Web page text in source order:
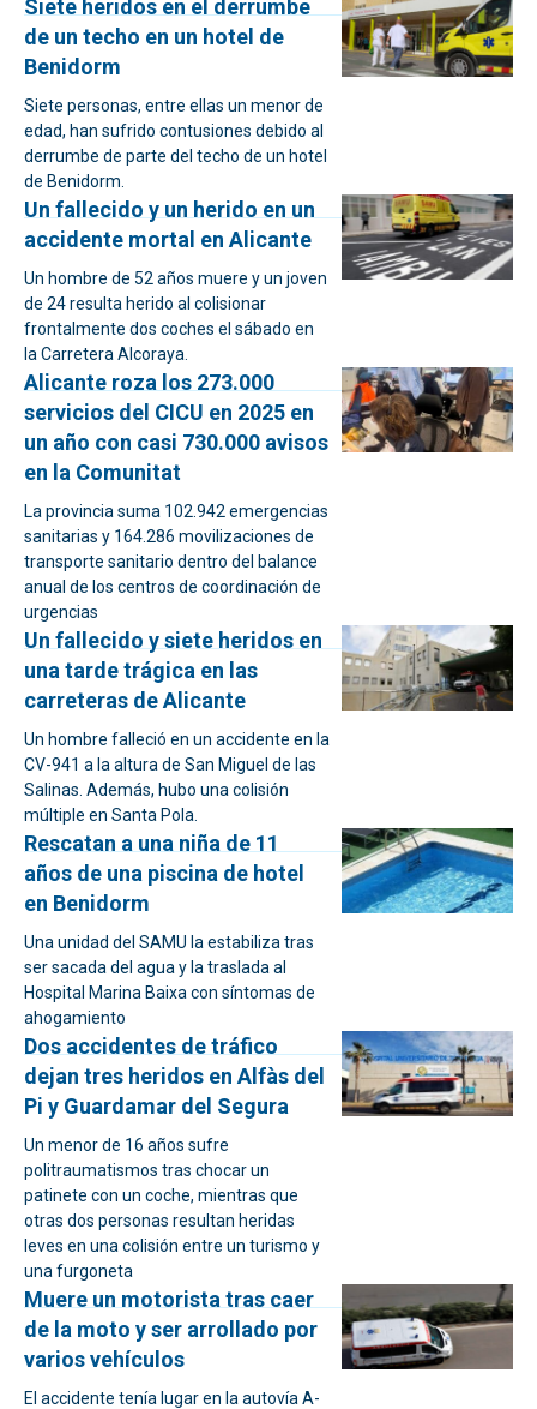
Siete heridos en el derrumbe
de un techo en un hotel de
Benidorm
Siete personas, entre ellas un menor de
edad, han sufrido contusiones debido al
derrumbe de parte del techo de un hotel
de Benidorm.
Un fallecido y un herido en un
accidente mortal en Alicante
Un hombre de 52 años muere y un joven
de 24 resulta herido al colisionar
frontalmente dos coches el sábado en
la Carretera Alcoraya.
Alicante roza los 273.000
servicios del CICU en 2025 en
un año con casi 730.000 avisos
en la Comunitat
La provincia suma 102.942 emergencias
sanitarias y 164.286 movilizaciones de
transporte sanitario dentro del balance
anual de los centros de coordinación de
urgencias
Un fallecido y siete heridos en
una tarde trágica en las
carreteras de Alicante
Un hombre falleció en un accidente en la
CV-941 a la altura de San Miguel de las
Salinas. Además, hubo una colisión
múltiple en Santa Pola.
Rescatan a una niña de 11
años de una piscina de hotel
en Benidorm
Una unidad del SAMU la estabiliza tras
ser sacada del agua y la traslada al
Hospital Marina Baixa con síntomas de
ahogamiento
Dos accidentes de tráfico
dejan tres heridos en Alfàs del
Pi y Guardamar del Segura
Un menor de 16 años sufre
politraumatismos tras chocar un
patinete con un coche, mientras que
otras dos personas resultan heridas
leves en una colisión entre un turismo y
una furgoneta
Muere un motorista tras caer
de la moto y ser arrollado por
varios vehículos
El accidente tenía lugar en la autovía A-